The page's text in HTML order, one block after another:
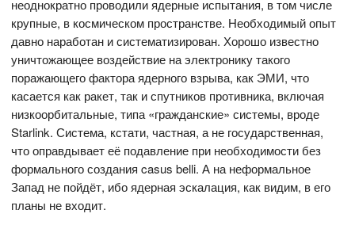
неоднократно проводили ядерные испытания, в том числе
крупные, в космическом пространстве. Необходимый опыт
давно наработан и систематизирован. Хорошо известно
уничтожающее воздействие на электронику такого
поражающего фактора ядерного взрыва, как ЭМИ, что
касается как ракет, так и спутников противника, включая
низкоорбитальные, типа «гражданские» системы, вроде
Starlink. Система, кстати, частная, а не государственная,
что оправдывает её подавление при необходимости без
формального создания casus belli. А на неформальное
Запад не пойдёт, ибо ядерная эскалация, как видим, в его
планы не входит.